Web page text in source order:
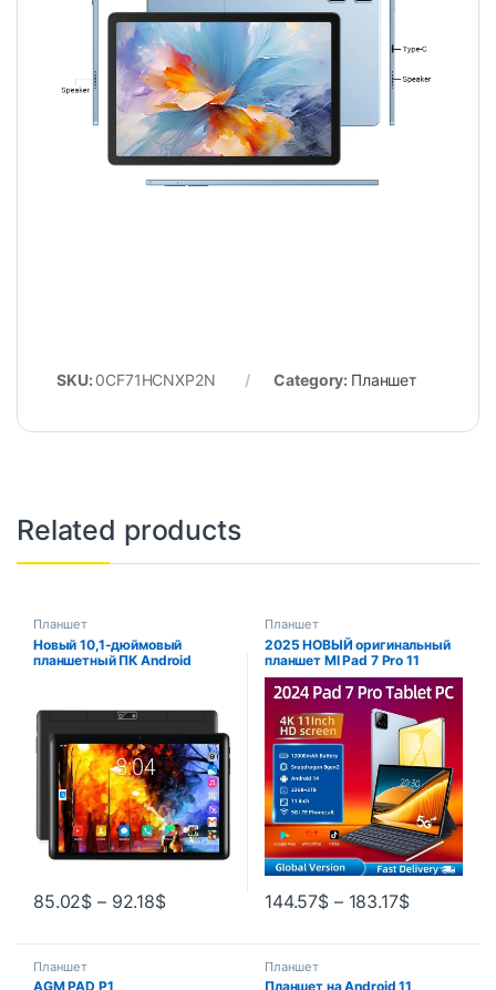
SKU: 0CF71HCNXP2N Category: Планшет
Related products
Планшет
Новый 10,1-дюймовый
планшетный ПК Android
процессор, двойной SIM-
карта, телефонный звонок,
планшеты, Bluetooth, Wi-Fi, 4
ГБ ОЗУ, 64 ГБ ПЗУ
85.02$ – 92.18$
Планшет
2025 НОВЫЙ оригинальный
планшет MI Pad 7 Pro 11
дюймов Snapdragon 8gen2
HD 4K Android 14 22 ГБ + 2 ТБ
12000 мАч 5G Dual SIM WiFi
GPS Tablets PC
144.57$ – 183.17$
Планшет
AGM PAD P1
Планшет
Планшет на Android 11,